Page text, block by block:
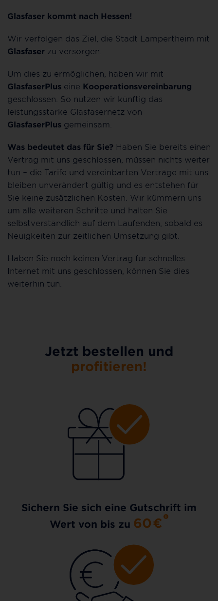
Glasfaser kommt nach Hessen!
Wir verfolgen das Ziel, die Stadt Lampertheim mit
Glasfaser zu versorgen.
Um dies zu ermöglichen, haben wir mit
GlasfaserPlus eine Kooperationsvereinbarung
geschlossen. So nutzen wir künftig das
leistungsstarke Glasfasernetz von
GlasfaserPlus gemeinsam.
Was bedeutet das für Sie? Haben Sie bereits einen
Vertrag mit uns geschlossen, müssen nichts weiter
tun – die Tarife und vereinbarten Verträge mit uns
bleiben unverändert gültig und es entstehen für
Sie keine zusätzlichen Kosten. Wir kümmern uns
um alle weiteren Schritte und halten Sie
selbstverständlich auf dem Laufenden, sobald es
Neuigkeiten zur zeitlichen Umsetzung gibt.
Haben Sie noch keinen Vertrag für schnelles
Internet mit uns geschlossen, können Sie dies
weiterhin tun.
Jetzt bestellen und
profitieren!
Sichern Sie sich eine Gutschrift im
Wert von bis zu 60€